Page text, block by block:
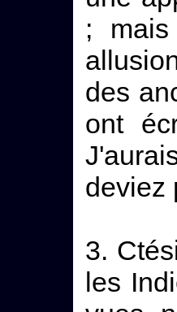
;
des
ont
deviez
3.
les